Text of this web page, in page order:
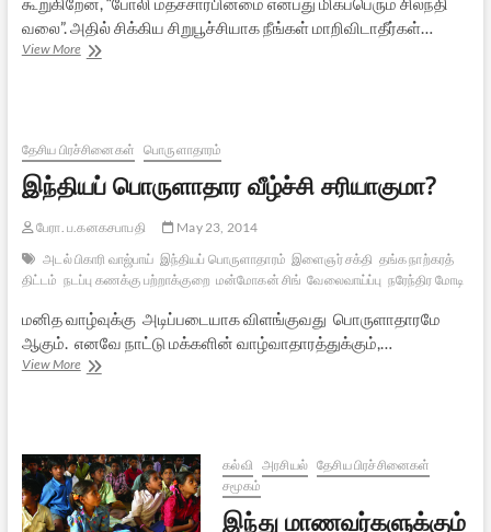
வலை”. அதில் சிக்கிய சிறுபூச்சியாக நீங்கள் மாறிவிடாதீர்கள்…
View Moreகத்தி
தேசிய பிரச்சினைகள் பொருளாதாரம்
இந்தியப் பொருளாதார வீழ்ச்சி சரியாகுமா?
பேரா. ப.கனகசபாபதி
May 23, 2014
அடல் பிகாரி வாஜ்பாய் இந்தியப் பொருளாதாரம் இளைஞர் சக்தி தங்க நாற்கரத்
திட்டம் நடப்பு கணக்கு பற்றாக்குறை மன்மோகன் சிங் வேலைவாய்ப்பு நரேந்திர மோடி
மனித வாழ்வுக்கு அடிப்படையாக விளங்குவது பொருளாதாரமே
ஆகும். எனவே நாட்டு மக்களின் வாழ்வாதாரத்துக்கும்,…
View Moreஇந்தியப்
கல்வி அரசியல் தேசிய பிரச்சினைகள்
சமூகம்
இந்து மாணவர்களுக்கும்